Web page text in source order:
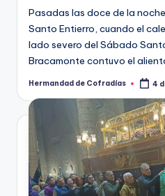
Pasadas las doce de la
Santo Entierro, cuando el
lado severo del Sábado
Bracamonte contuvo el
Publicado
Hermandad de Cofradías 4